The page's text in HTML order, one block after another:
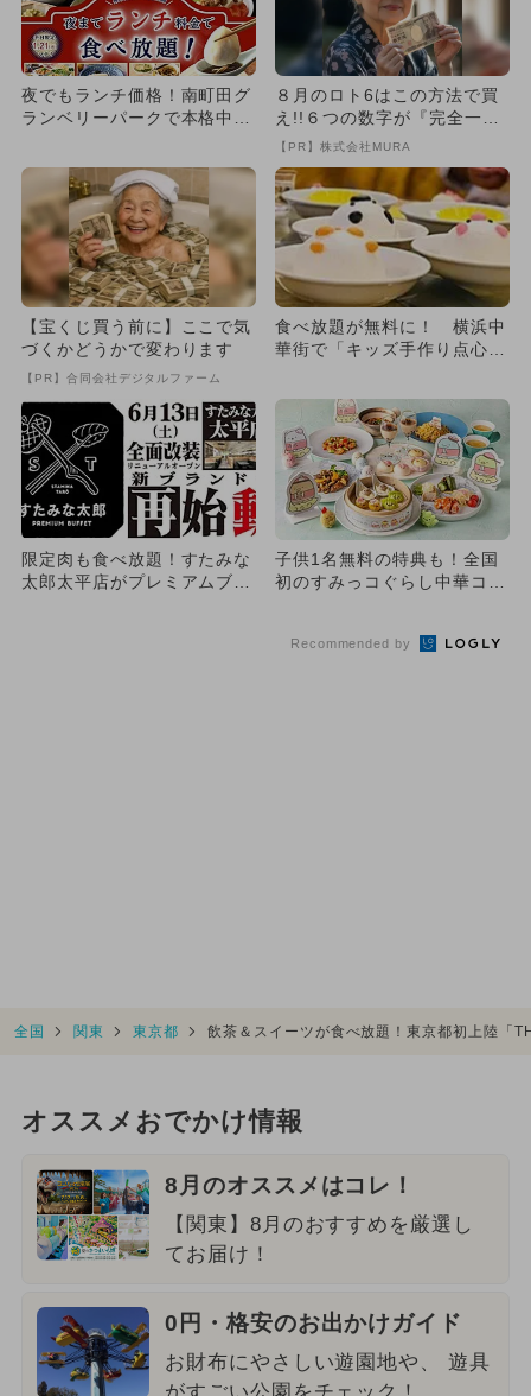
夜でもランチ価格！南町田グ
ランベリーパークで本格中華
８月のロト6はこの方法で買
え!!６つの数字が『完全一
致』する方法
【PR】株式会社MURA
【宝くじ買う前に】ここで気
づくかどうかで変わります
【PR】合同会社デジタルファーム
食べ放題が無料に！ 横浜中
華街で「キッズ手作り点心教
限定肉も食べ放題！すたみな
太郎太平店がプレミアムブッ
子供1名無料の特典も！全国
初のすみっコぐらし中華コラ
Recommended by
全国 関東 東京都 飲茶＆スイーツが食べ放題！東京都初上陸「
オススメおでかけ情報
8月のオススメはコレ！
【関東】8月のおすすめを厳選し
てお届け！
0円・格安のお出かけガイド
お財布にやさしい遊園地や、 遊具